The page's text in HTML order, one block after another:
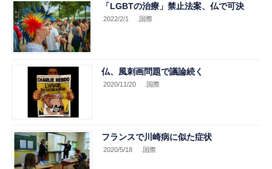
「LGBTの治療」禁止法案、仏で可決
2022/2/1 .国際
仏、風刺画問題で議論続く
2020/11/20 .国際
フランスで川崎病に似た症状
2020/5/18 .国際